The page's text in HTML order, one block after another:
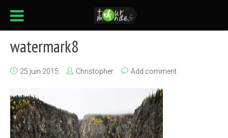
watermark8
25 juin 2015 Christopher Add comment